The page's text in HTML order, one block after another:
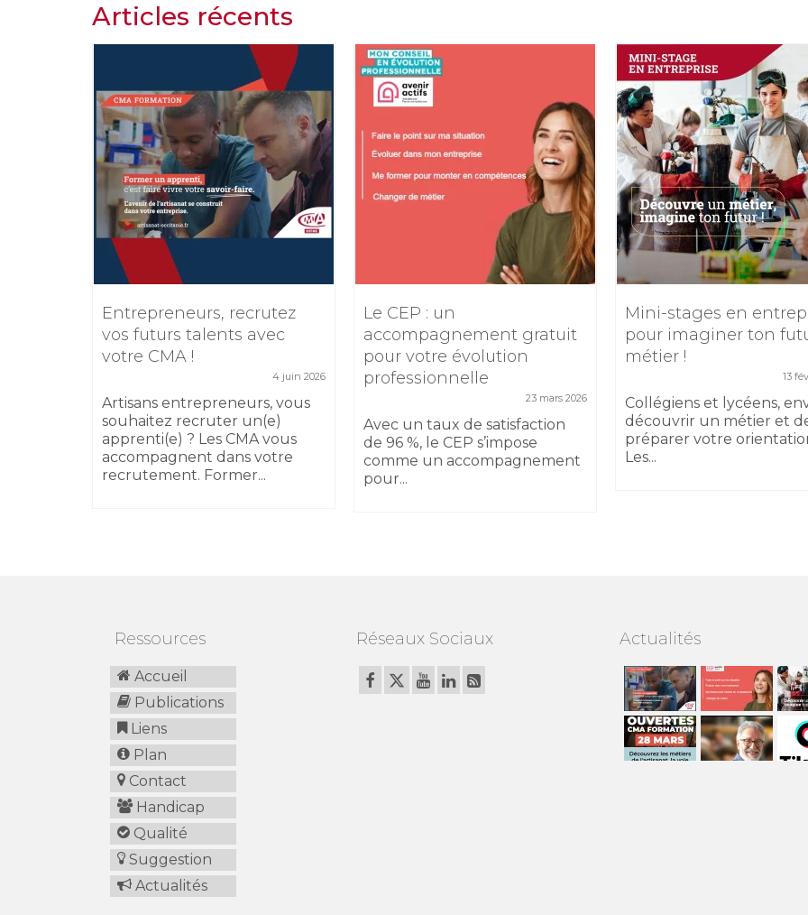
Articles récents
Entrepreneurs, recrutez
vos futurs talents avec
votre CMA !
4 juin 2026
Artisans entrepreneurs, vous
souhaitez recruter un(e)
apprenti(e) ? Les CMA vous
accompagnent dans votre
recrutement. Former...
Le CEP : un
accompagnement gratuit
pour votre évolution
professionnelle
23 mars 2026
Avec un taux de satisfaction
de 96 %, le CEP s’impose
comme un accompagnement
pour...
Mini-stages en
pour imaginer ton
métier !
13
Collégiens et lycéens,
découvrir un métier et
préparer votre
Les...
Ressources
Accueil
Publications
Liens
Plan
Contact
Handicap
Qualité
Suggestion
Actualités
Réseaux Sociaux Actualités